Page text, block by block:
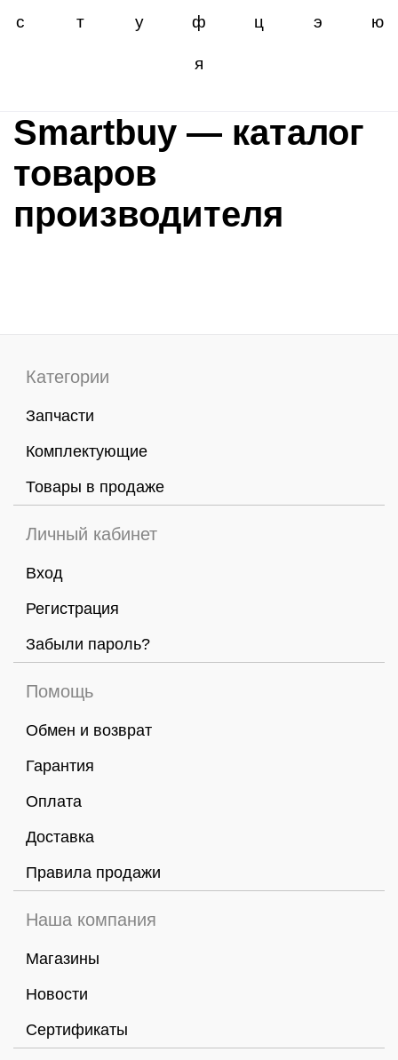
с т у ф ц э ю
я
Smartbuy — каталог
товаров
производителя
Категории
Запчасти
Комплектующие
Товары в продаже
Личный кабинет
Вход
Регистрация
Забыли пароль?
Помощь
Обмен и возврат
Гарантия
Оплата
Доставка
Правила продажи
Наша компания
Магазины
Новости
Сертификаты